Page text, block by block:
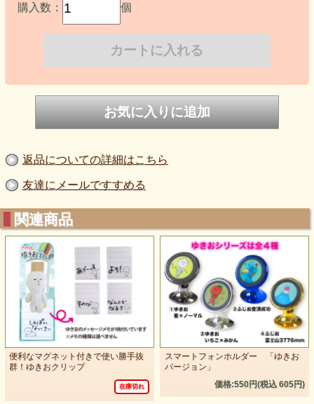
購入数： 個
返品についての詳細はこちら
友達にメールですすめる
関連商品
便利なマグネット付きで使い勝手抜
群！ゆきおクリップ
在庫切れ
スマートフォンホルダー 「ゆきお
バージョン」
価格:550円(税込 605円)